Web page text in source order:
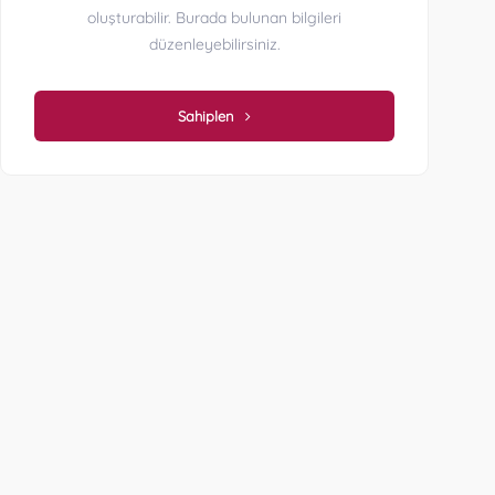
oluşturabilir. Burada bulunan bilgileri
düzenleyebilirsiniz.
Sahiplen